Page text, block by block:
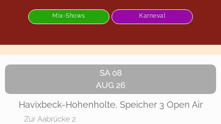
Mix-Shows Karneval
SA 08
AUG 26
Havixbeck-Hohenholte, Speicher 3 Open Air
Zur Aabrücke 2